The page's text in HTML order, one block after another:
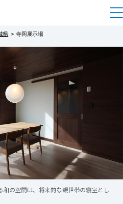
能）
県 > 寺岡展示場
和の空間は、将来的な親世帯の寝室とし
井や壁一面の大開口を取りながら、大
を選択
ス見学会
ているミサワホームオ
いただけるイベントで
手、率直な感想など
と大好評です。お気軽
題もありますので、完
と見る